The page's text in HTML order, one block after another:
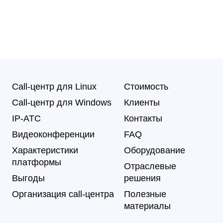
Call-центр для Linux
Call-центр для Windows
IP-АТС
Видеоконференции
Характеристики
платформы
Выгоды
Организация call-центра
Стоимость
Клиенты
Контакты
FAQ
Оборудование
Отраслевые
решения
Полезные
материалы